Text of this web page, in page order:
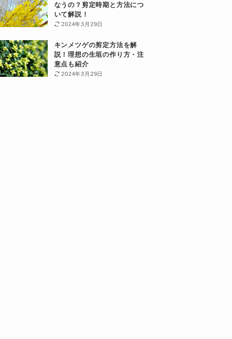
なうの？剪定時期と方法につ
いて解説！
2024年3月29日
キンメツゲの剪定方法を解
説！理想の生垣の作り方・注
意点も紹介
2024年3月29日